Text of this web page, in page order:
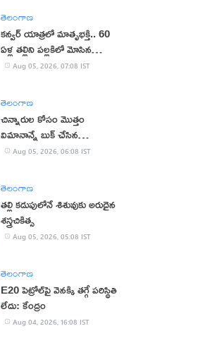
తెలంగాణ
కన్వర్ యాత్రలో మాతృభక్తి.. 60
ఏళ్ల తల్లిని పల్లకిలో మోసిన
కొడుకు, కోడలు!
Aug 05, 2026, 07:08 IST
తెలంగాణ
చిన్నారుల కోసం మొత్తం
విమానాన్నే బుక్ చేసిన
యూట్యూబర్
Aug 05, 2026, 06:08 IST
తెలంగాణ
తల్లి కడుపులోనే శిశువుకు అరుదైన
శస్త్రచికిత్స
Aug 05, 2026, 05:08 IST
తెలంగాణ
E20 పెట్రోల్‌పై వెనక్కి తగ్గే పరిస్థితి
లేదు: కేంద్రం
Aug 04, 2026, 16:08 IST